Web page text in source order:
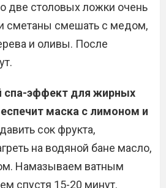
две столовых ложки очень
сметаны смешать с медом,
и оливы. После
эффект для жирных
маска с лимоном и
сок фрукта,
на водяной бане масло,
Намазываем ватным
спустя 15-20 минут.